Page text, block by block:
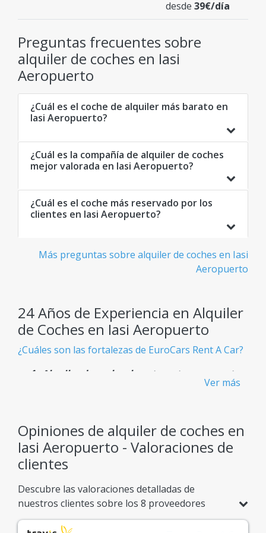
desde 39€/día
Preguntas frecuentes sobre
alquiler de coches en Iasi
Aeropuerto
¿Cuál es el coche de alquiler más barato en
Iasi Aeropuerto?
¿Cuál es la compañía de alquiler de coches
mejor valorada en Iasi Aeropuerto?
¿Cuál es el coche más reservado por los
clientes en Iasi Aeropuerto?
Más preguntas sobre alquiler de coches en Iasi
Aeropuerto
24 Años de Experiencia en Alquiler
de Coches en Iasi Aeropuerto
¿Cuáles son las fortalezas de EuroCars Rent A Car?
Alquiler de coches baratos y transparentes
sin sorpresas inesperadas.
Flota Gigante
Más de 900 modelos de coches disponibles,
adaptados a cualquier necesidad de viaje.
Ver más
Opiniones de alquiler de coches en
Iasi Aeropuerto - Valoraciones de
clientes
Descubre las valoraciones detalladas de
nuestros clientes sobre los 8 proveedores
asociados en Iasi Aeropuerto. Compara